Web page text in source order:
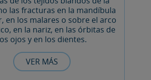
las fracturas en la mandíbula
en los malares o sobre el arco
en la nariz, en las órbitas de
ojos y en los dientes.
VER MÁS